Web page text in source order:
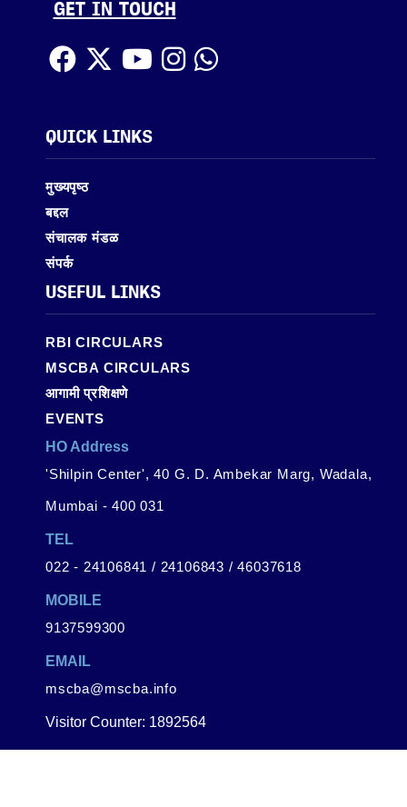
GET IN TOUCH
QUICK LINKS
मुख्यपृष्ठ
बद्दल
संचालक मंडळ
संपर्क
USEFUL LINKS
RBI CIRCULARS
MSCBA CIRCULARS
आगामी प्रशिक्षणे
EVENTS
HO Address
'Shilpin Center', 40 G. D. Ambekar Marg, Wadala,
Mumbai - 400 031
TEL
022 - 24106841 / 24106843 / 46037618
MOBILE
9137599300
EMAIL
mscba@mscba.info
Visitor Counter: 1892564